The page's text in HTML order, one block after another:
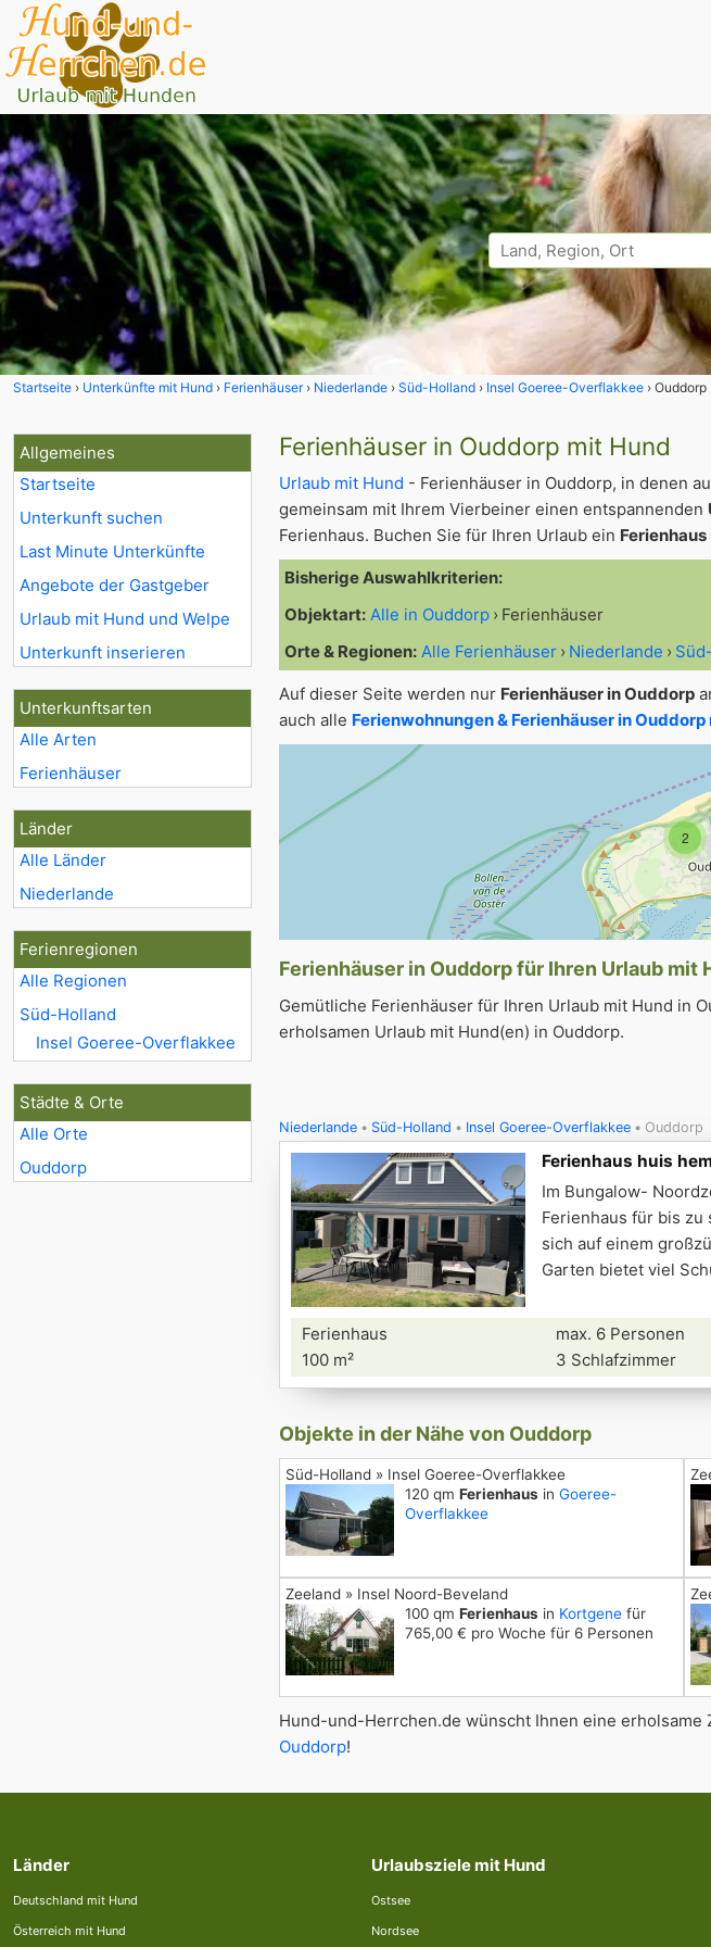
Startseite Unterkünfte mit Hund Ferienhäuser Niederlande Süd-Holland Insel Goeree-Overflakkee Ouddorp
Allgemeines
Startseite
Unterkunft suchen
Last Minute Unterkünfte
Angebote der Gastgeber
Urlaub mit Hund und Welpe
Unterkunft inserieren
Unterkunftsarten
Alle Arten
Ferienhäuser
Länder
Alle Länder
Niederlande
Ferienregionen
Alle Regionen
Süd-Holland
Insel Goeree-Overflakkee
Städte & Orte
Alle Orte
Ouddorp
Ferienhäuser in Ouddorp mit Hund
Urlaub mit Hund - Ferienhäuser in Ouddorp, in denen
gemeinsam mit Ihrem Vierbeiner einen entspannenden
Ferienhaus. Buchen Sie für Ihren Urlaub ein
Bisherige Auswahlkriterien:
Objektart: Alle in Ouddorp
Ferienhäuser
Orte & Regionen: Alle Ferienhäuser Niederlande
Auf dieser Seite werden nur Ferienhäuser in Ouddorp
auch alle Ferienwohnungen & Ferienhäuser in Ouddorp
2
Ferienhäuser in Ouddorp für Ihren Urlaub mit
Gemütliche Ferienhäuser für Ihren Urlaub mit Hund in
erholsamen Urlaub mit Hund(en) in Ouddorp.
Niederlande Süd-Holland Insel Goeree-Overflakkee Ouddorp
Ferienhaus huis
Im Bungalow-
Ferienhaus für bis zu
sich auf einem
Garten bietet viel
Ferienhaus
100 m²
max. 6 Personen
3 Schlafzimmer
Objekte in der Nähe von Ouddorp
Süd-Holland » Insel Goeree-Overflakkee
120 qm Ferienhaus in Goeree-
Overflakkee
Zeeland » Insel Noord-Beveland
100 qm Ferienhaus in Kortgene für
765,00 € pro Woche für 6 Personen
Hund-und-Herrchen.de wünscht Ihnen eine erholsame
Ouddorp!
Länder
Deutschland mit Hund
Österreich mit Hund
Urlaubsziele mit Hund
Ostsee
Nordsee